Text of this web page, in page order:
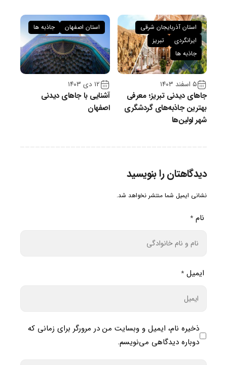
۵ اسفند ۱۴۰۳
جاهای دیدنی تبریز؛ معرفی
بهترین جاذبه‌های گردشگری
شهر اولین‌ها
استان آذربایجان شرقی
ایرانگردی
تبریز
جاذبه ها
۱۲ دی ۱۴۰۳
آشنایی با جاهای دیدنی
اصفهان
استان اصفهان جاذبه ها
دیدگاهتان را بنویسید
نشانی ایمیل شما منتشر نخواهد شد.
نام *
ایمیل *
ذخیره نام، ایمیل و وبسایت من در مرورگر برای زمانی که
دوباره دیدگاهی می‌نویسم.